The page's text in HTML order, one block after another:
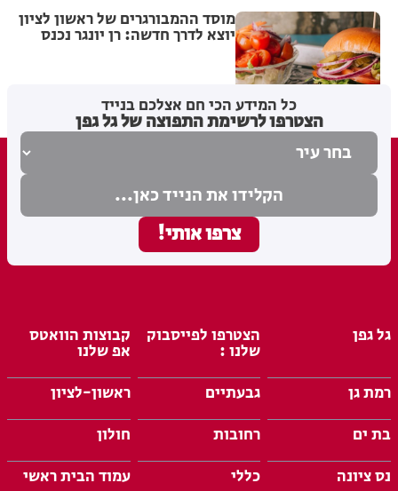
מוסד ההמבורגרים של ראשון לציון
יוצא לדרך חדשה: רן יונגר נכנס
כל המידע הכי חם אצלכם בנייד
הצטרפו לרשימת התפוצה של גל גפן
גל גפן הצטרפו לפייסבוק
שלנו :
קבוצות הוואטס
אפ שלנו
רמת גן
גבעתיים
ראשון-לציון
בת ים
רחובות
חולון
נס ציונה
כללי עמוד הבית ראשי